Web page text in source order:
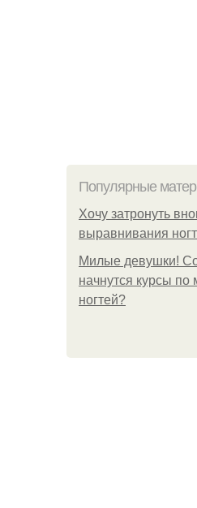
Популярные
Хочу затронуть
выравнивания
Милые девушки!
начнутся курсы
ногтей?